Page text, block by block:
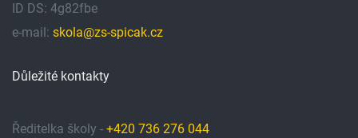
ID DS: 4g82fbe
e-mail: skola@zs-spicak.cz
Důležité kontakty
Ředitelka školy - +420 736 276 044